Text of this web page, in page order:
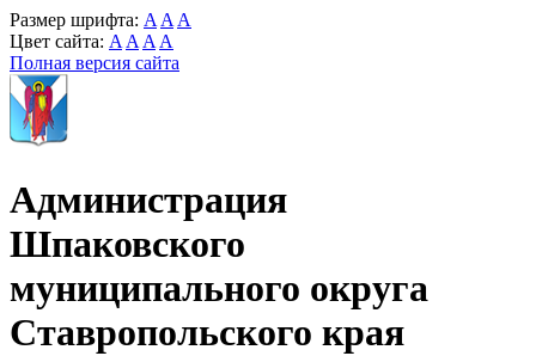
Размер шрифта: A A A
Цвет сайта: A A A A
Полная версия сайта
Администрация
Шпаковского
муниципального округа
Ставропольского края